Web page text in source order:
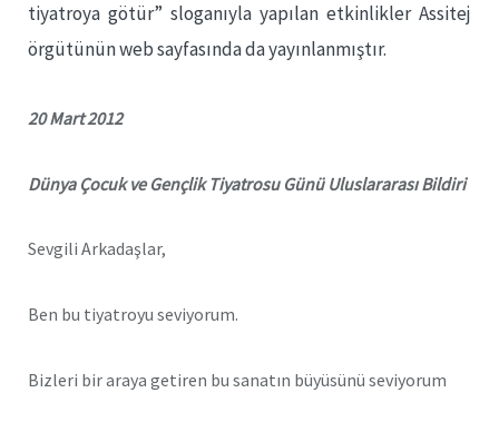
tiyatroya götür” sloganıyla yapılan etkinlikler Assitej
örgütünün web sayfasında da yayınlanmıştır.
20 Mart 2012
Dünya Çocuk ve Gençlik Tiyatrosu Günü Uluslararası Bildiri
Sevgili Arkadaşlar,
Ben bu tiyatroyu seviyorum.
Bizleri bir araya getiren bu sanatın büyüsünü seviyorum